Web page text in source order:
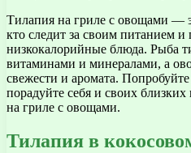
Тилапия на гриле с овощами —
кто следит за своим питанием и
низкокалорийные блюда. Рыба
витаминами и минералами, а
свежести и аромата.
порадуйте себя и своих
на гриле с овощами.
Тилапия в